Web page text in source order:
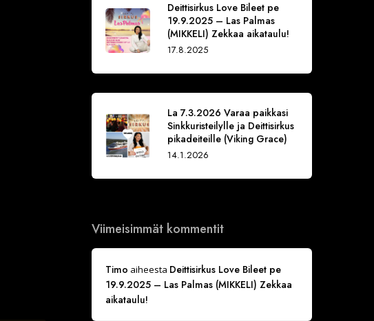
Deittisirkus Love Bileet pe
19.9.2025 – Las Palmas
(MIKKELI) Zekkaa aikataulu!
17.8.2025
La 7.3.2026 Varaa paikkasi
Sinkkuristeilylle ja Deittisirkus
pikadeiteille (Viking Grace)
14.1.2026
Viimeisimmät kommentit
Timo aiheesta Deittisirkus Love Bileet pe
19.9.2025 – Las Palmas (MIKKELI) Zekkaa
aikataulu!